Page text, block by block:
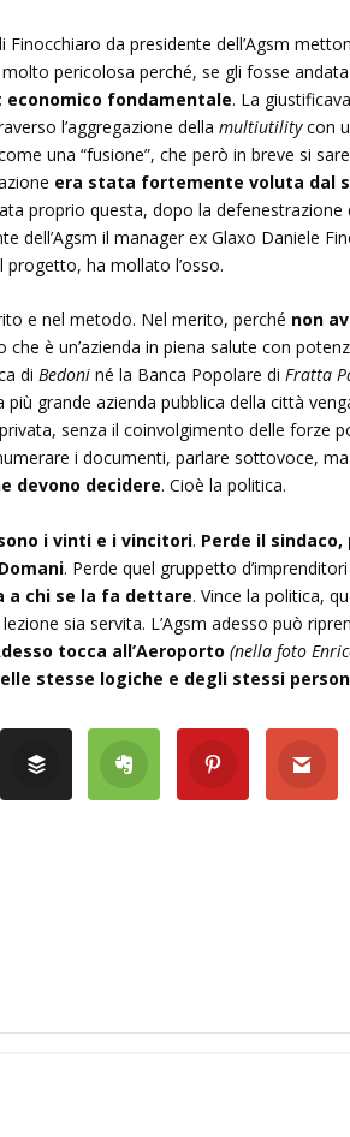
Finocchiaro da presidente dell’Agsm
molto pericolosa perché, se gli fosse
economico fondamentale. La
l’aggregazione della multiutilitycon
una “fusione”, che però in breve si
era stata fortemente voluta dal
proprio questa, dopo la defenestrazione
dell’Agsm il manager ex Glaxo Daniele
progetto, ha mollato l’osso.
e nel metodo. Nel merito, perché non
che è un’azienda in piena salute con
di Bedoni né la Banca Popolare di Fratta
più grande azienda pubblica della città
senza il coinvolgimento delle forze
i documenti, parlare sottovoce, ma
devono decidere. Cioè la politica.
i vinti e i vincitori. Perde il
. Perde quel gruppetto
a chi se la fa dettare. Vince la politica,
sia servita. L’Agsm adesso può
tocca all’Aeroporto (nella foto
stesse logiche e degli stessi